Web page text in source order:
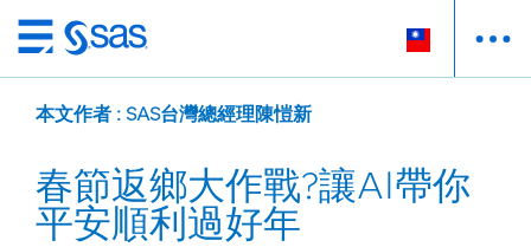
跳
至
主
內
容
本文作者 : SAS台灣總經理陳愷新
春節返鄉大作戰?讓AI帶你
平安順利過好年